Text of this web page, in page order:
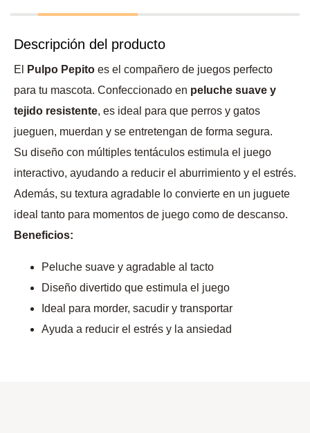
Descripción del producto
El Pulpo Pepito es el compañero de juegos perfecto
para tu mascota. Confeccionado en peluche suave y
tejido resistente, es ideal para que perros y gatos
jueguen, muerdan y se entretengan de forma segura.
Su diseño con múltiples tentáculos estimula el juego
interactivo, ayudando a reducir el aburrimiento y el estrés.
Además, su textura agradable lo convierte en un juguete
ideal tanto para momentos de juego como de descanso.
Beneficios:
Peluche suave y agradable al tacto
Diseño divertido que estimula el juego
Ideal para morder, sacudir y transportar
Ayuda a reducir el estrés y la ansiedad